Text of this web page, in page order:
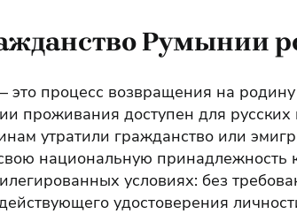
Румынии
процесс возвращения на
проживания доступен для
утратили гражданство или
национальную принадлежность к
условиях: без
удостоверения